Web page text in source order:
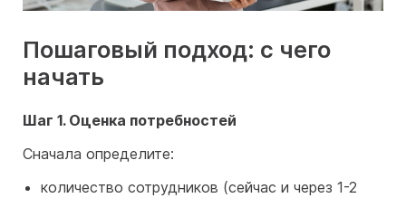
Пошаговый подход: с чего
начать
Шаг 1. Оценка потребностей
Сначала определите:
количество сотрудников (сейчас и через 1-2